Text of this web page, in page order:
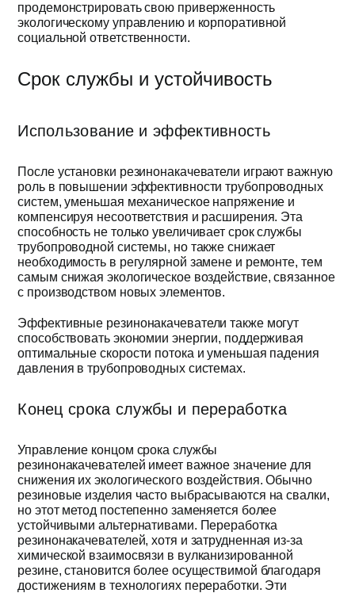
продемонстрировать свою приверженность
экологическому управлению и корпоративной
социальной ответственности.
Срок службы и устойчивость
Использование и эффективность
После установки резинонакачеватели играют важную
роль в повышении эффективности трубопроводных
систем, уменьшая механическое напряжение и
компенсируя несоответствия и расширения. Эта
способность не только увеличивает срок службы
трубопроводной системы, но также снижает
необходимость в регулярной замене и ремонте, тем
самым снижая экологическое воздействие, связанное
с производством новых элементов.
Эффективные резинонакачеватели также могут
способствовать экономии энергии, поддерживая
оптимальные скорости потока и уменьшая падения
давления в трубопроводных системах.
Конец срока службы и переработка
Управление концом срока службы
резинонакачевателей имеет важное значение для
снижения их экологического воздействия. Обычно
резиновые изделия часто выбрасываются на свалки,
но этот метод постепенно заменяется более
устойчивыми альтернативами. Переработка
резинонакачевателей, хотя и затрудненная из-за
химической взаимосвязи в вулканизированной
резине, становится более осуществимой благодаря
достижениям в технологиях переработки. Эти